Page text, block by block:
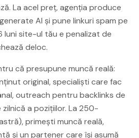
La acel preț, agenția produce
AI și pune linkuri spam pe
luni site-ul tău e penalizat de
deloc.
că presupune muncă reală:
original, specialiști care fac
outreach pentru backlinks de
a pozițiilor. La 250-
primești muncă reală,
și un partener care își asumă